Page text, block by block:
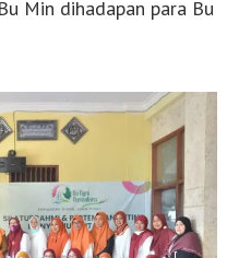
Min dihadapan para Bu